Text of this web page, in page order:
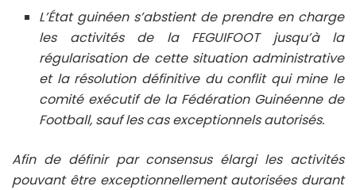
L’État guinéen s’abstient de prendre en charge
les activités de la FEGUIFOOT jusqu’à la
régularisation de cette situation administrative
et la résolution définitive du conflit qui mine le
comité exécutif de la Fédération Guinéenne de
Football, sauf les cas exceptionnels autorisés.
Afin de définir par consensus élargi les activités
pouvant être exceptionnellement autorisées durant